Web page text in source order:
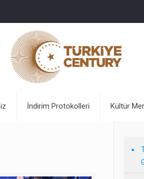
İndirim Protokolleri Kültür